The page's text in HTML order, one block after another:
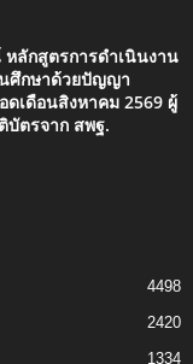
ลักสูตรการดำเนินงาน
ศึกษาด้วยปัญญา
ดเดือนสิงหาคม 2569 ผู้
บัตรจาก สพฐ.
4498
2420
1334